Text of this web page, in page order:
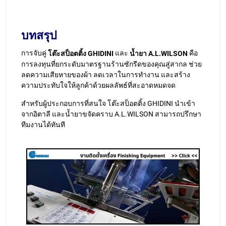
บทสรุป
การจับคู่โต๊ะสป็อตติ้ง GHIDINI และน้ำยา A.L.WILSON คือ
การลงทุนที่ยกระดับมาตรฐานร้านซักรีดของคุณสู่สากล ช่วย
ลดความเสียหายของผ้า ลดเวลาในการทำงาน และสร้าง
ความประทับใจให้ลูกค้าด้วยผลลัพธ์ที่สะอาดหมดจด
สำหรับผู้ประกอบการที่สนใจ โต๊ะสป็อตติ้ง GHIDINI นำเข้า
จากอิตาลี และน้ำยาขจัดคราบ A.L.WILSON สามารถปรึกษา
ทีมงานได้ทันที